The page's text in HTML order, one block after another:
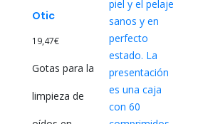
Otic
19,47€
Gotas para la
limpieza de